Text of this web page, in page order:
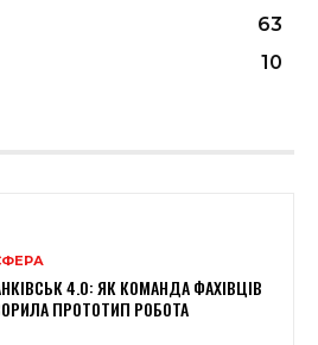
63
10
4.0: ЯК КОМАНДА ФАХІВЦІВ
ПРОТОТИП РОБОТА